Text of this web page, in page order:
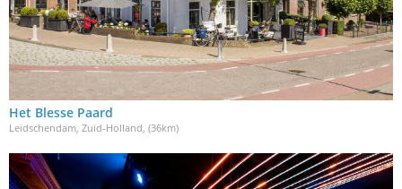
Het Blesse Paard
Leidschendam, Zuid-Holland, (36km)